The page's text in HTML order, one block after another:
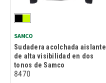
SAMCO
Sudadera acolchada aislante
de alta visibilidad en dos
tonos de Samco
8470